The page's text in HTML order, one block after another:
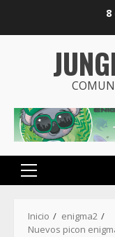
8
Menú
Inicio
enigma2
Nuevos picon